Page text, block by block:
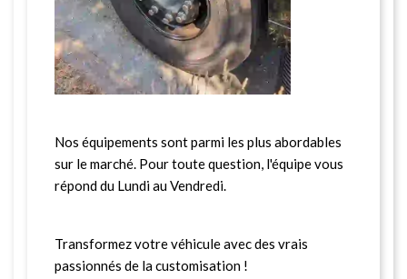
Nos équipements sont parmi les plus abordables
sur le marché. Pour toute question, l'équipe vous
répond du Lundi au Vendredi.
Transformez votre véhicule avec des vrais
passionnés de la customisation !